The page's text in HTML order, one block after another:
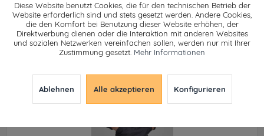
Windbreaker
Diese Website benutzt Cookies, die für den technischen Betrieb der
Website erforderlich sind und stets gesetzt werden. Andere Cookies,
die den Komfort bei Benutzung dieser Website erhöhen, der
Direktwerbung dienen oder die Interaktion mit anderen Websites
und sozialen Netzwerken vereinfachen sollen, werden nur mit Ihrer
Zustimmung gesetzt. Mehr Informationen
Ablehnen Alle akzeptieren Konfigurieren